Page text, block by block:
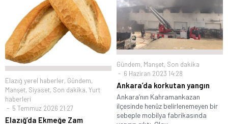
Elazığ yerel haberler, Gündem,
Manşet, Siyaset, Son dakika, Yurt
haberleri
5 Temmuz 2026 21:27
Elazığ’da Ekmeğe Zam
Gündem, Manşet, Son dakika
6 Haziran 2023 14:28
Ankara’da korkutan yangın
Ankara’nın Kahramankazan
ilçesinde henüz belirlenemeyen bir
sebeple mobilya fabrikasında